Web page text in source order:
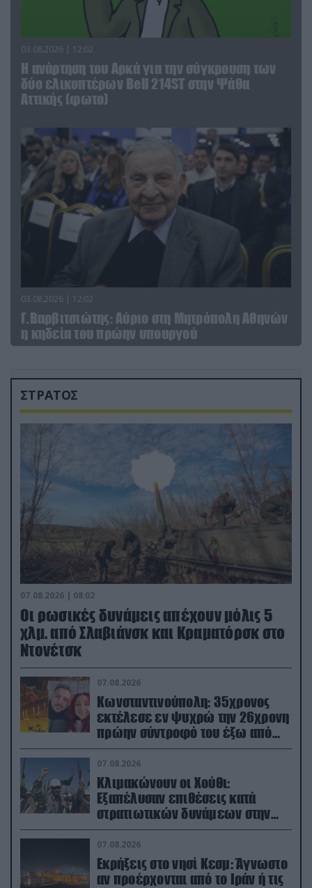
03.08.2026 | 12:02
Η ανάρτηση του Αρκά για την σύγκρουση των
δύο ελικοπτέρων Bell 214ST στην Ψάθα
Αττικής (φωτο)
03.08.2026 | 12:02
Γ.Βαρβιτσιώτης: Aύριο στη Μητρόπολη Αθηνών
η κηδεία του πρώην υπουργού
ΣΤΡΑΤΟΣ
07.08.2026 | 08:02
Οι ρωσικές δυνάμεις απέχουν μόλις 5
χλμ. από Σλαβιάνσκ και Κραματόρσκ στο
Ντονέτσκ
07.08.2026
Κωνσταντινούπολη: 35χρονος
εκτέλεσε εν ψυχρώ την 26χρονη
πρώην σύντροφό του έξω από
φαρμακείο (βίντεο)
07.08.2026
Κλιμακώνουν οι Χούθι:
Eξαπέλυσαν επιθέσεις κατά
στρατιωτικών δυνάμεων στην
Υεμένη – Πλήγματα & στη
Σαουδική Αραβία!
07.08.2026
Εκρήξεις στο νησί Κεσμ: Άγνωστο
αν προέρχονται από το Ιράν ή τις